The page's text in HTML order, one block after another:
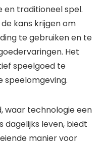
en traditioneel spel.
kans krijgen om
te gebruiken en te
Het
speelgoed te
speelomgeving.
waar technologie een
dagelijks leven, biedt
manier voor